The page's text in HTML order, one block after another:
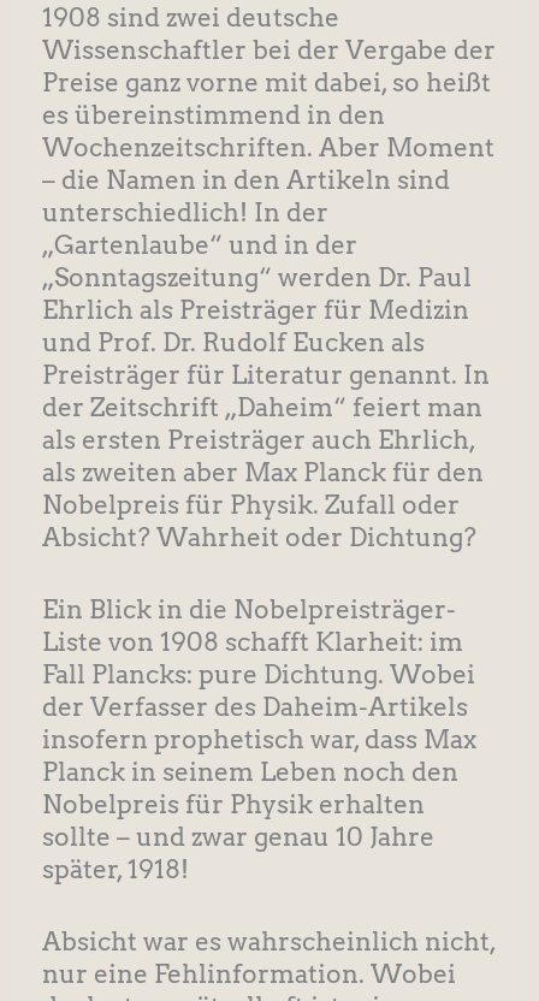
1908 sind zwei deutsche
Wissenschaftler bei der Vergabe der
Preise ganz vorne mit dabei, so heißt
es übereinstimmend in den
Wochenzeitschriften. Aber Moment
– die Namen in den Artikeln sind
unterschiedlich! In der
„Gartenlaube“ und in der
„Sonntagszeitung“ werden Dr. Paul
Ehrlich als Preisträger für Medizin
und Prof. Dr. Rudolf Eucken als
Preisträger für Literatur genannt. In
der Zeitschrift „Daheim“ feiert man
als ersten Preisträger auch Ehrlich,
als zweiten aber Max Planck für den
Nobelpreis für Physik. Zufall oder
Absicht? Wahrheit oder Dichtung?
Ein Blick in die Nobelpreisträger-
Liste von 1908 schafft Klarheit: im
Fall Plancks: pure Dichtung. Wobei
der Verfasser des Daheim-Artikels
insofern prophetisch war, dass Max
Planck in seinem Leben noch den
Nobelpreis für Physik erhalten
sollte – und zwar genau 10 Jahre
später, 1918!
Absicht war es wahrscheinlich nicht,
nur eine Fehlinformation. Wobei